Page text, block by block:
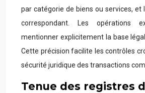
par catégorie de biens ou services, et
correspondant. Les opérations
mentionner explicitement la base
Cette précision facilite les contrôles
sécurité juridique des transactions
Tenue des registres